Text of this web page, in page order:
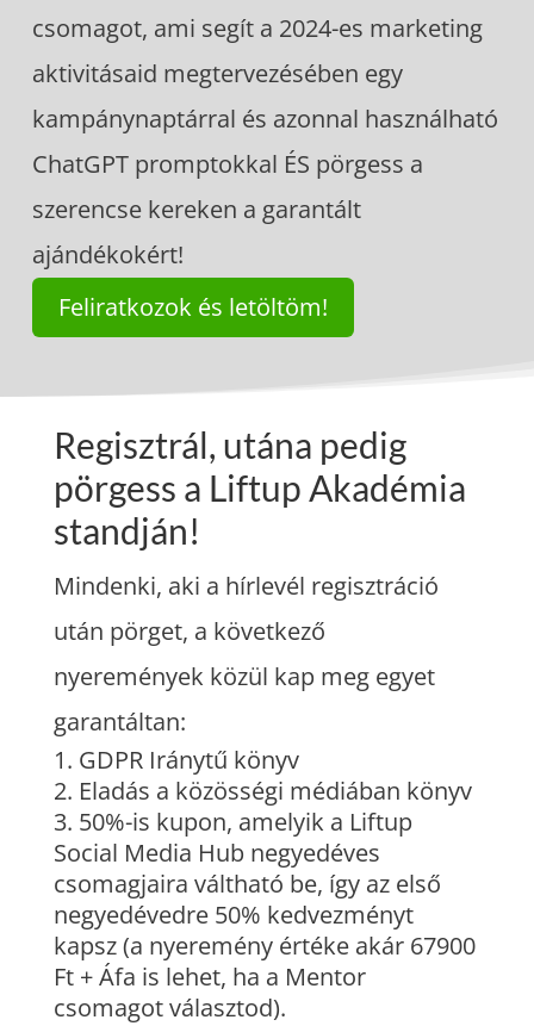
csomagot, ami segít a 2024-es marketing
aktivitásaid megtervezésében egy
kampánynaptárral és azonnal használható
ChatGPT promptokkal ÉS pörgess a
szerencse kereken a garantált
ajándékokért!
Feliratkozok és letöltöm!
Regisztrál, utána pedig
pörgess a Liftup Akadémia
standján!
Mindenki, aki a hírlevél regisztráció
után pörget, a következő
nyeremények közül kap meg egyet
garantáltan:
GDPR Iránytű könyv
Eladás a közösségi médiában könyv
50%-is kupon, amelyik a Liftup
Social Media Hub negyedéves
csomagjaira váltható be, így az első
negyedévedre 50% kedvezményt
kapsz (a nyeremény értéke akár 67900
Ft + Áfa is lehet, ha a Mentor
csomagot választod).